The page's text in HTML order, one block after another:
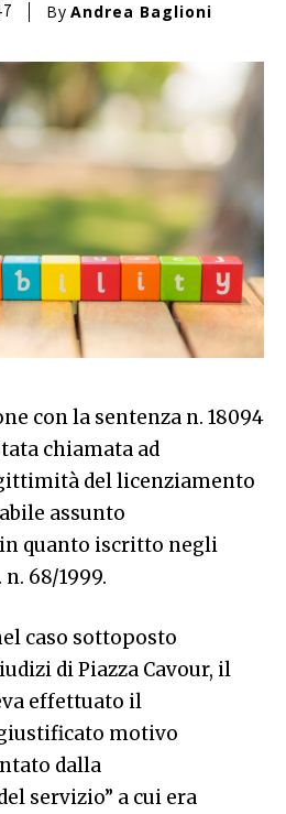
By Andrea Baglioni
con la sentenza n. 18094
chiamata ad
del licenziamento
assunto
quanto iscritto negli
68/1999.
caso sottoposto
di Piazza Cavour, il
effettuato il
motivo
dalla
servizio” a cui era